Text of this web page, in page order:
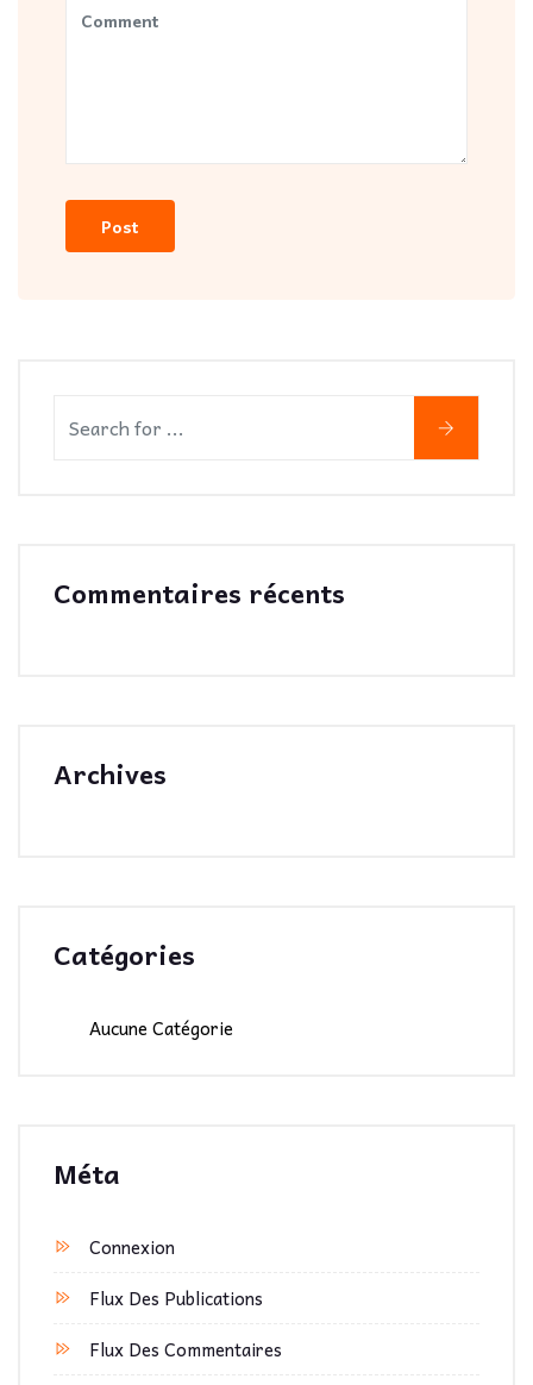
Commentaires récents
Archives
Catégories
Aucune Catégorie
Méta
Connexion
Flux Des Publications
Flux Des Commentaires